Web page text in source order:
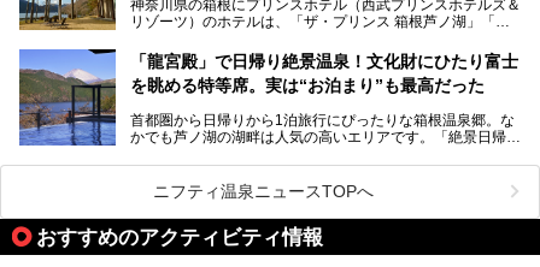
神奈川県には、サウナや岩盤浴、一日中遊べるエンタメ施設
など、“非日常”を味わえるスーパー銭湯が数多く揃っていま
う」という人も多いはず。
そこで今回は、神奈川県内の人気施設26選を「安さ」「岩
業」「駅近」など、目的別に厳選して紹介します。
今の気分にぴったりの施設を見つけて、最高のリフレッシュ
神奈川県の箱根にプリンスホテル（西武プリンスホテルズ＆
リゾーツ）のホテルは、「ザ・プリンス 箱根芦ノ湖」「芦
「箱根仙石原プリンスホテル」と4軒あり、今回ご紹介する
「ザ・プリンス 箱根芦ノ湖」は、その中でもフラッグシッ
プ（旗艦）に位置づけられる特別なホテルです。
昭和の日本を代表する建築家の一人、村野藤吾が芦ノ湖の畔
に建てた桃源郷のようなホテルがここ。自家源泉の温泉や、
提供元：株式会社西武・プリンスホテルズワールドワイド
【PR】
この記事はザ・プリンス 箱根芦ノ湖のPR記事です。
「龍宮殿」で日帰り絶景温泉！文化財にひたり富士
を眺める特等席。実は“お泊まり”も最高だった
首都圏から日帰りから1泊旅行にぴったりな箱根温泉郷。な
かでも芦ノ湖の湖畔は人気の高いエリアです。「絶景日帰り
が楽しめるまさに眺望自慢の日帰り温泉。
そしてここは全24室の「箱根 芦ノ湖畔蛸川温泉 龍宮殿」と
して宿泊もできます。宿泊者は「龍宮殿本館」の営業時間に
加えて、朝6時からの宿泊者専用時間帯にも「龍宮殿本館」
のお風呂が利用できます。
ニフティ温泉ニュースTOPへ
おすすめのアクティビティ情報